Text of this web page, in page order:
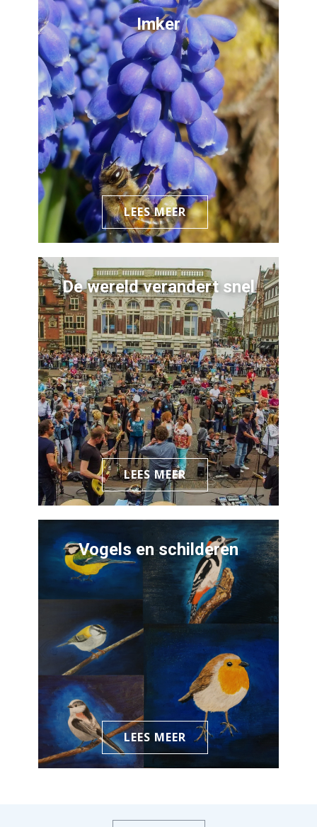
Imker
LEES MEER
De wereld verandert snel
LEES MEER
Vogels en schilderen
LEES MEER